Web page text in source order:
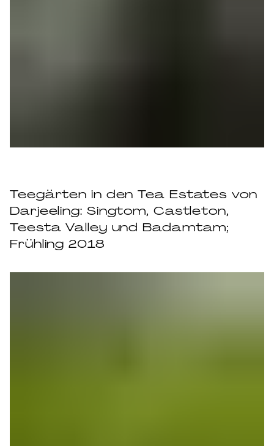
Teegärten in den Tea Estates von
Darjeeling: Singtom, Castleton,
Teesta Valley und Badamtam;
Frühling 2018